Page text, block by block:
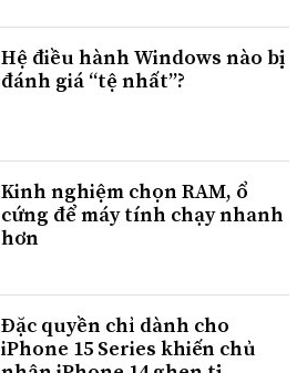
Hệ điều hành Windows nào bị
đánh giá “tệ nhất”?
Kinh nghiệm chọn RAM, ổ
cứng để máy tính chạy nhanh
hơn
Đặc quyền chỉ dành cho
iPhone 15 Series khiến chủ